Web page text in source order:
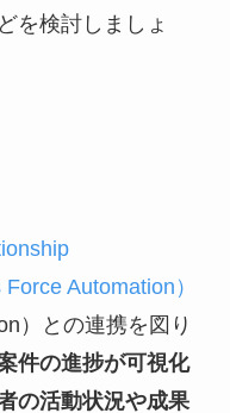
を検討しましょ
Automation）
）と の連携を図り
件の進捗が可視化
の活動状況や成果